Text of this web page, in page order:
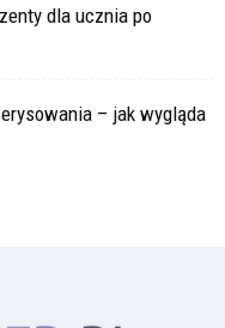
dla ucznia po
– jak wygląda